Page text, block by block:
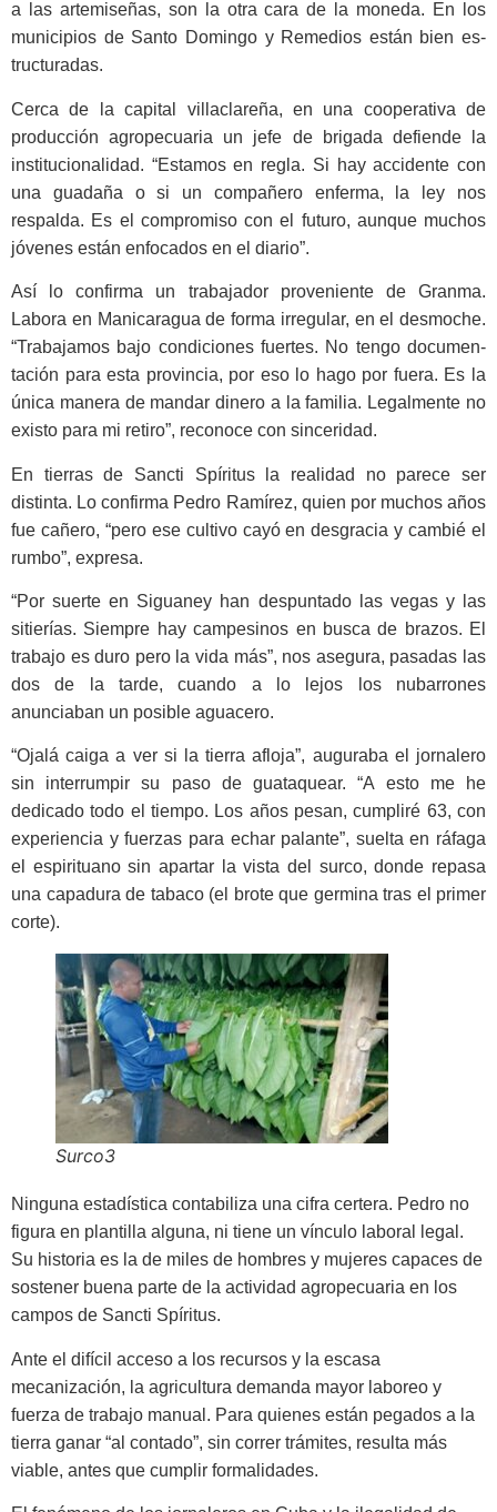
a las artemiseñas, son la otra cara de la moneda. En los
municipios de Santo Domingo y Remedios están bien es­
tructuradas.
Cerca de la capital villaclareña, en una cooperativa de
producción agropecuaria un jefe de brigada de­fiende la
institucionalidad. “Esta­mos en regla. Si hay accidente con
una guadaña o si un compañero enferma, la ley nos
respalda. Es el compromiso con el futuro, aunque muchos
jóvenes están enfocados en el diario”.
Así lo confirma un trabajador proveniente de Granma.
Labora en Manicaragua de forma irregular, en el desmoche.
“Trabajamos bajo con­diciones fuertes. No tengo documen­
tación para esta provincia, por eso lo hago por fuera. Es la
única manera de mandar dinero a la familia. Le­galmente no
existo para mi retiro”, reconoce con sinceridad.
En tierras de Sancti Spíritus la realidad no parece ser
distinta. Lo confirma Pedro Ramírez, quien por muchos años
fue cañero, “pero ese cultivo cayó en desgracia y cambié el
rumbo”, expresa.
“Por suerte en Siguaney han despuntado las vegas y las
sitierías. Siempre hay campesinos en busca de brazos. El
trabajo es duro pero la vida más”, nos asegura, pasadas las
dos de la tarde, cuando a lo lejos los nubarrones
anunciaban un posible aguacero.
“Ojalá caiga a ver si la tierra afloja”, auguraba el jornalero
sin in­terrumpir su paso de guataquear. “A esto me he
dedicado todo el tiempo. Los años pesan, cumpliré 63, con
experiencia y fuerzas para echar palante”, suelta en ráfaga
el espiri­tuano sin apartar la vista del surco, donde repasa
una capadura de taba­co (el brote que germina tras el pri­mer
corte).
Surco3
Ninguna estadística contabiliza una cifra certera. Pedro no
figura en plantilla alguna, ni tiene un vínculo laboral legal.
Su historia es la de mi­les de hombres y mujeres capaces de
sostener buena parte de la actividad agropecuaria en los
campos de Sanc­ti Spíritus.
Ante el difícil acceso a los recur­sos y la escasa
mecanización, la agri­cultura demanda mayor laboreo y
fuerza de trabajo manual. Para quie­nes están pegados a la
tierra ganar “al contado”, sin correr trámites, re­sulta más
viable, antes que cumplir formalidades.